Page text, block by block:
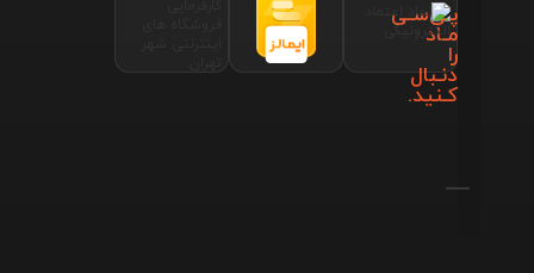
پـی‌سـی
مـاد
را
دنـبال
کـنید.